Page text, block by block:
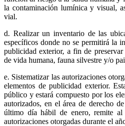
la contaminación lumínica y visual,
vial.
d. Realizar un inventario de las
específicos donde no se permitirá la
publicidad exterior, a fin de
de vida humana, fauna silvestre y/o
e. Sistematizar las autorizaciones
elementos de publicidad exterior.
público y estará compuesto por los
autorizados, en el área de derecho
último día hábil de enero, remite
autorizaciones otorgadas durante el